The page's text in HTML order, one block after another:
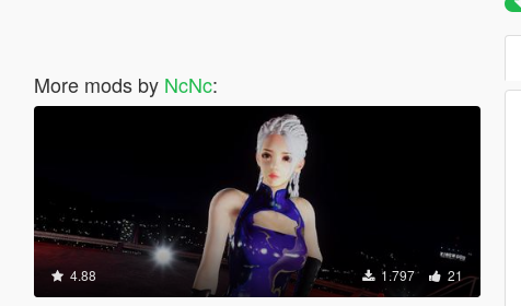
More mods by NcNc:
4.88 1.797 21